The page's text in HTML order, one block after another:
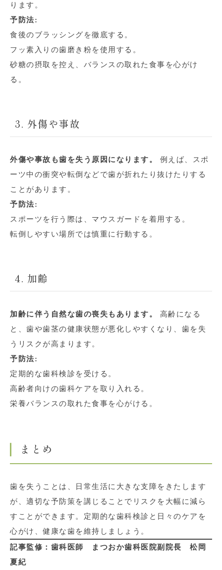
ります。
予防法:
食後のブラッシングを徹底する。
フッ素入りの歯磨き粉を使用する。
砂糖の摂取を控え、バランスの取れた食事を心がけ
る。
3. 外傷や事故
外傷や事故も歯を失う原因になります。
例えば、スポ
ーツ中の衝突や転倒などで歯が折れたり抜けたりする
ことがあります。
予防法:
スポーツを行う際は、マウスガードを着用する。
転倒しやすい場所では慎重に行動する。
4. 加齢
加齢に伴う自然な歯の喪失もあります。
高齢になる
と、歯や歯茎の健康状態が悪化しやすくなり、歯を失
うリスクが高まります。
予防法:
定期的な歯科検診を受ける。
高齢者向けの歯科ケアを取り入れる。
栄養バランスの取れた食事を心がける。
まとめ
歯を失うことは、日常生活に大きな支障をきたします
が、適切な予防策を講じることでリスクを大幅に減ら
すことができます。定期的な歯科検診と日々のケアを
心がけ、健康な歯を維持しましょう。
記事監修：歯科医師 まつおか歯科医院副院長 松岡
夏紀